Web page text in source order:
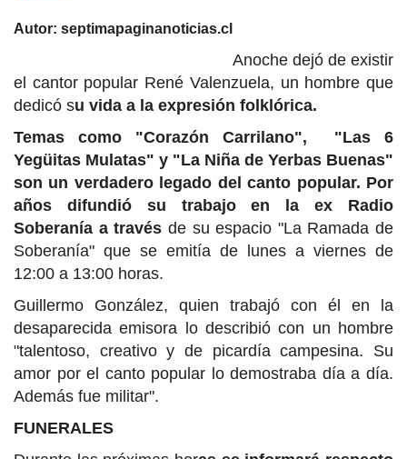
Autor: septimapaginanoticias.cl
Anoche dejó de existir
el cantor popular René Valenzuela, un hombre que
dedicó su vida a la expresión folklórica.
Temas como "Corazón Carrilano", "Las 6
Yegüitas Mulatas" y "La Niña de Yerbas Buenas"
son un verdadero legado del canto popular. Por
años difundió su trabajo en la ex Radio
Soberanía a través de su espacio "La Ramada de
Soberanía" que se emitía de lunes a viernes de
12:00 a 13:00 horas.
Guillermo González, quien trabajó con él en la
desaparecida emisora lo describió con un hombre
"talentoso, creativo y de picardía campesina. Su
amor por el canto popular lo demostraba día a día.
Además fue militar".
FUNERALES